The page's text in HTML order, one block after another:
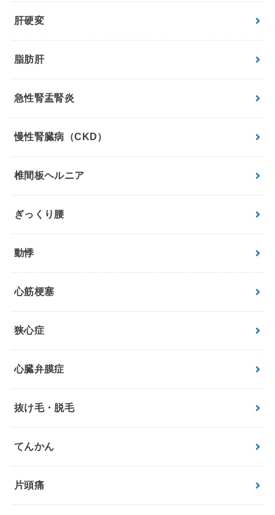
肝硬変
脂肪肝
急性腎盂腎炎
慢性腎臓病（CKD）
椎間板ヘルニア
ぎっくり腰
動悸
心筋梗塞
狭心症
心臓弁膜症
抜け毛・脱毛
てんかん
片頭痛